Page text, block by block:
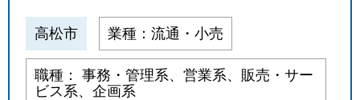
高松市 業種：流通・小売
職種： 事務・管理系、営業系、販売・サー
ビス系、企画系